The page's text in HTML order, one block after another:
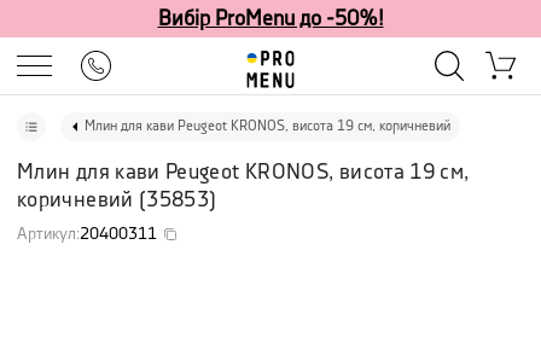
Вибір ProMenu до -50%!
Млин для кави Peugeot KRONOS, висота 19 см, коричневий
Млин для кави Peugeot KRONOS, висота 19 см,
коричневий (35853)
Артикул:20400311